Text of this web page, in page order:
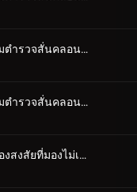
ตอนที่ 328 กรมตำรวจสั่นคลอน ตัวประกัน 12 ล้านคน (ตอนพิเศษ ตอนที่ 3)
ตอนที่ 329 กรมตำรวจสั่นคลอน ตัวประกัน 12 ล้านคน (ตอนพิเศษ ตอนจบ)
ตอนที่ 330 ผู้ต้องสงสัยที่มองไม่เห็น (ตอนแรก)